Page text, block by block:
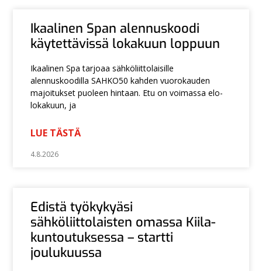
Ikaalinen Span alennuskoodi
käytettävissä lokakuun loppuun
Ikaalinen Spa tarjoaa sähköliittolaisille
alennuskoodilla SAHKO50 kahden vuorokauden
majoitukset puoleen hintaan. Etu on voimassa elo-
lokakuun, ja
LUE TÄSTÄ
4.8.2026
Edistä työkykyäsi
sähköliittolaisten omassa Kiila-
kuntoutuksessa – startti
joulukuussa